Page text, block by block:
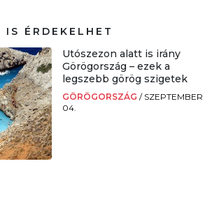
ÉRDEKELHET
Utószezon alatt is irány
Görögország – ezek a
legszebb görög szigetek
GÖRÖGORSZÁG / SZEPTEMBER
04.